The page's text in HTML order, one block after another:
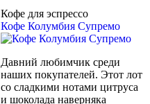
Кофе для эспрессо
Кофе Колумбия Супремо
Давний любимчик среди
наших покупателей. Этот лот
со сладкими нотами цитруса
и шоколада наверняка